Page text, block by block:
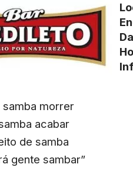
samba morrer
acabar
de samba
gente sambar”